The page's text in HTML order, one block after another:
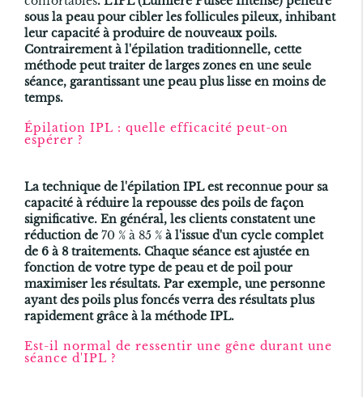
sous la peau pour cibler les follicules pileux, inhibant
leur capacité à produire de nouveaux poils.
Contrairement à l'épilation traditionnelle, cette
méthode peut traiter de larges zones en une seule
séance, garantissant une peau plus lisse en moins de
temps.
Épilation IPL : quelle efficacité peut-on
espérer ?
La technique de l'épilation IPLest reconnue pour sa
capacité à réduire la repousse des poils de façon
significative. En général, les clients constatent une
réduction de 70 % à 85 % à l'issue d'un cycle complet
de 6 à 8 traitements. Chaque séance est ajustée en
fonction de votre type de peau et de poil pour
maximiser les résultats. Par exemple, une personne
ayant des poils plus foncés verra des résultats plus
rapidement grâce à la méthode IPL.
Est-il normal de ressentir une gêne durant une
séance d'IPL ?